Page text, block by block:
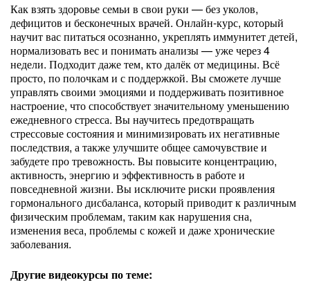
Как взять здоровье семьи в свои руки — без уколов,
дефицитов и бесконечных врачей. Онлайн-курс, который
научит вас питаться осознанно, укреплять иммунитет детей,
нормализовать вес и понимать анализы — уже через 4
недели. Подходит даже тем, кто далёк от медицины. Всё
просто, по полочкам и с поддержкой. Вы сможете лучше
управлять своими эмоциями и поддерживать позитивное
настроение, что способствует значительному уменьшению
ежедневного стресса. Вы научитесь предотвращать
стрессовые состояния и минимизировать их негативные
последствия, а также улучшите общее самочувствие и
забудете про тревожность. Вы повысите концентрацию,
активность, энергию и эффективность в работе и
повседневной жизни. Вы исключите риски проявления
гормонального дисбаланса, который приводит к различным
физическим проблемам, таким как нарушения сна,
изменения веса, проблемы с кожей и даже хронические
заболевания.
Другие видеокурсы по теме: